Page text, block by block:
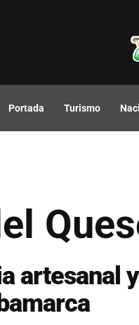
Portada Turismo
artesanal